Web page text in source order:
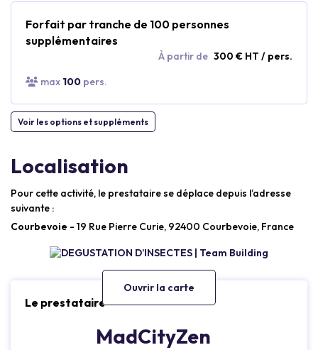
Forfait par tranche de 100 personnes
supplémentaires
À partir de 300 € HT / pers.
max 100 pers.
Voir les options et suppléments
Localisation
Pour cette activité, le prestataire se déplace depuis l’adresse
suivante :
Courbevoie - 19 Rue Pierre Curie, 92400 Courbevoie, France
Ouvrir la carte
Le prestataire
MadCityZen